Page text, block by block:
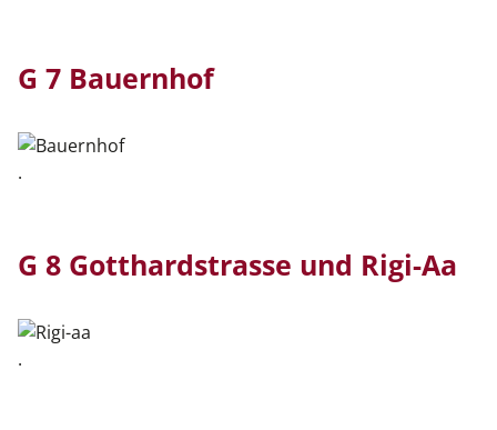
G 7 Bauernhof
.
G 8 Gotthardstrasse und Rigi-Aa
.